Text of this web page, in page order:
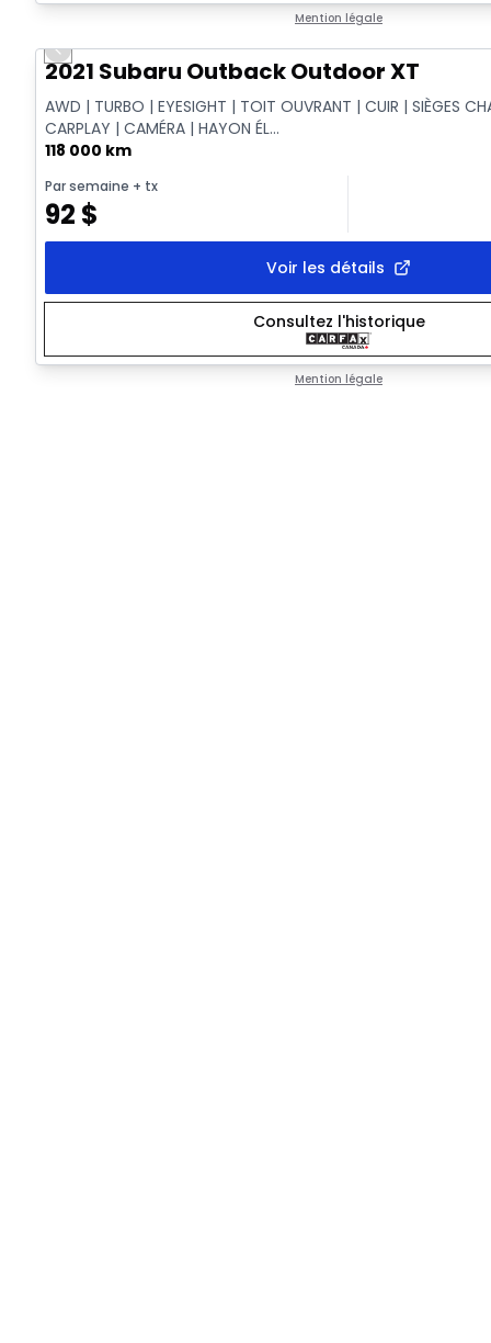
Mention légale
Vidéo disponible
Previous slide
2021 Subaru Outback Outdoor XT
AWD | TURBO | EYESIGHT | TOIT OUVRANT | CUIR | SIÈGES
CARPLAY | CAMÉRA | HAYON ÉL...
118 000 km
Par semaine + tx
92 $
Voir les détails
Consultez l'historique
Mention légale